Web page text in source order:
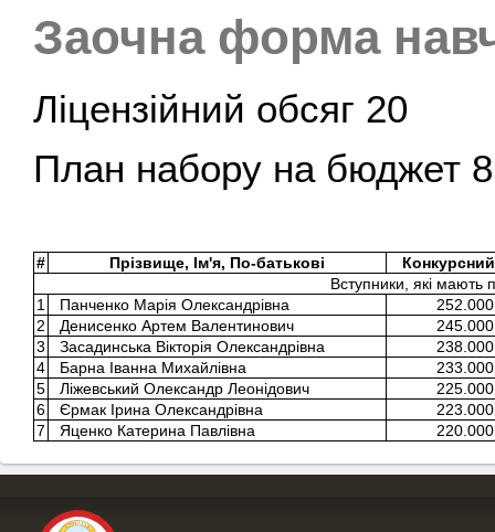
Заочна форма
Ліцензійний обсяг 20
План набору на бюджет 8
# Прізвище, Ім'я, По-батькові
Вступники, які мають
1
Панченко Марія Олександрівна
252.000
2
Денисенко Артем Валентинович
245.000
3
Засадинська Вікторія Олександрівна
238.000
4
Барна Іванна Михайлівна
233.000
5
Ліжевський Олександр Леонідович
225.000
6
Єрмак Ірина Олександрівна
223.000
7
Яценко Катерина Павлівна 220.000